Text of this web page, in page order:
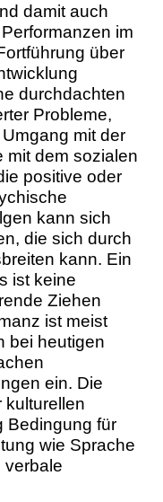
damit auch
im
über
durchdachten
Probleme,
mit der
mit dem sozialen
positive oder
kann sich
die sich durch
kann. Ein
ist keine
Ziehen
ist meist
bei heutigen
ein. Die
kulturellen
Bedingung für
wie Sprache
verbale